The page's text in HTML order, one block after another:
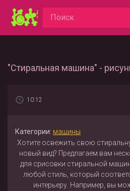
"Стиральная машина" -
10:12
Категории: машины
Хотите освежить свою
новый вид? Предлагаем вам
для срисовки стиральной
любой стиль, который
интерьеру. Например, вы